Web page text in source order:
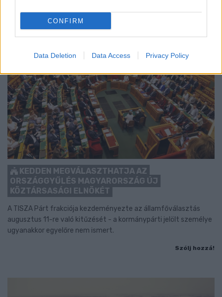
CONFIRM
Data Deletion Data Access Privacy Policy
KEDDEN MEGVÁLASZTHATJA AZ
ORSZÁGGYŰLÉS MAGYARORSZÁG ÚJ
KÖZTÁRSASÁGI ELNÖKÉT
A TISZA Párt frakciója kezdeményezte az államfőválasztás
augusztus 11-re való kitűzését - a kormánypárti jelölt személye
ugyanakkor egyelőre nem ismert.
Szólj hozzá!